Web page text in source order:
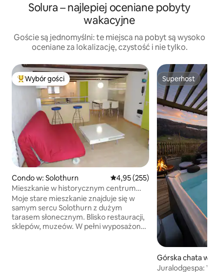
Solura – najlepiej oceniane pobyty
wakacyjne
Goście są jednomyślni: te miejsca na pobyt są wysoko
oceniane za lokalizację, czystość i nie tylko.
Najpopularniejsze z kategorii Wybór gości
Wybór gości
Condo w: Solothurn Średnia ocena: 4,95 na 5, liczba
4,95 (255)
Mieszkanie w historycznym centrum
Solothurn
Moje stare mieszkanie znajduje się w
samym sercu Solothurn z dużym
tarasem słonecznym. Blisko restauracji,
sklepów, muzeów. W pełni wyposażona
Superhost
Superhost
Górska chata w:
Juralodgespa: